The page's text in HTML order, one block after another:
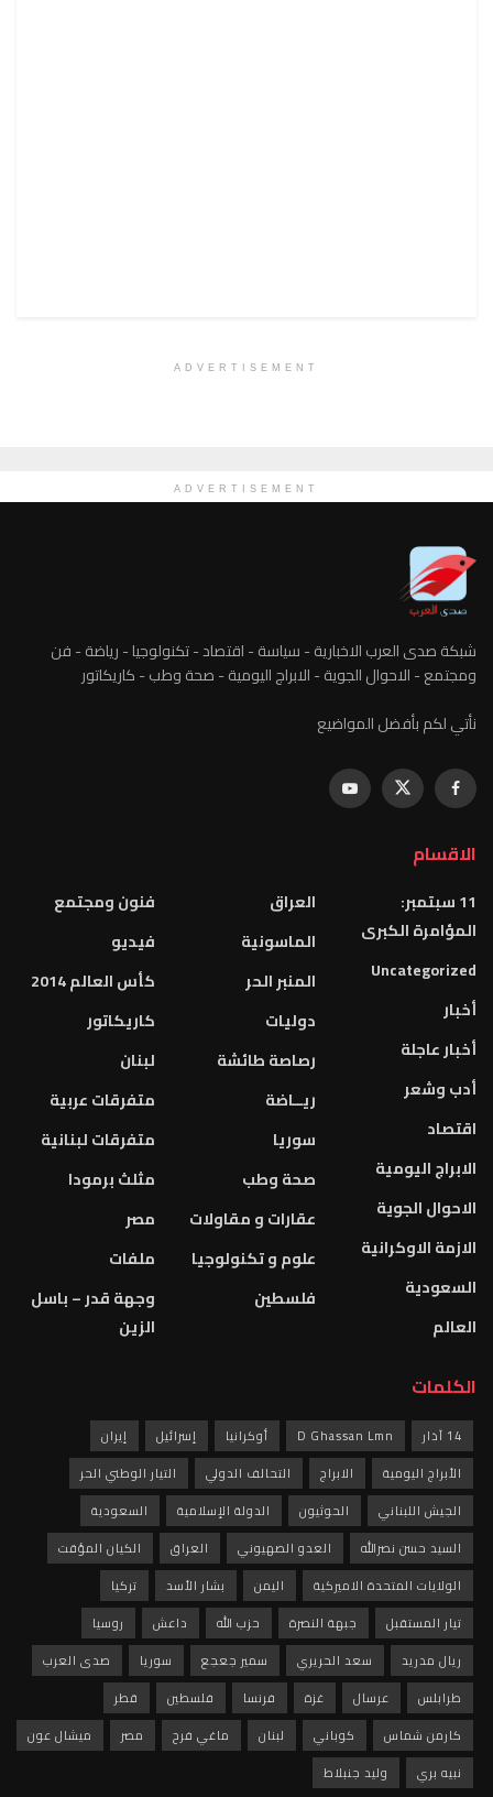
ADVERTISEMENT
ADVERTISEMENT
شبكة صدى العرب الاخبارية - سياسة - اقتصاد - تكنولوجيا - رياضة - فن
ومجتمع - الاحوال الجوية - الابراج اليومية - صحة وطب - كاريكاتور
نأتي لكم بأفضل المواضيع
الاقسام
11 سبتمبر:
المؤامرة الكبرى
Uncategorized
أخبار
أخبار عاجلة
أدب وشعر
اقتصاد
الابراج اليومية
الاحوال الجوية
الازمة الاوكرانية
السعودية
العالم
العراق
الماسونية
المنبر الحر
دوليات
رصاصة طائشة
ريــاضة
سوريا
صحة وطب
عقارات و مقاولات
علوم و تكنولوجيا
فلسطين
فنون ومجتمع
فيديو
كأس العالم 2014
كاريكاتور
لبنان
متفرقات عربية
متفرقات لبنانية
مثلث برمودا
مصر
ملفات
وجهة قدر – باسل
الزين
الكلمات
14 آذار D Ghassan Lmn أوكرانيا إسرائيل
إيران
الأبراج اليومية
الابراج التحالف الدولي
التيار الوطني الحر
الجيش اللبناني
الحوثيون الدولة الإسلامية
السعودية
السيد حسن نصرالله
العدو الصهيوني العراق
الكيان المؤقت
الولايات المتحدة الاميركية
اليمن بشار الأسد
تركيا
تيار المستقبل
جبهة النصرة حزب الله داعش
روسيا
ريال مدريد
سعد الحريري سمير جعجع سوريا
صدى العرب
طرابلس
عرسال غزة فرنسا فلسطين
قطر
كارمن شماس
كوباني لبنان ماغي فرح مصر
ميشال عون
نبيه بري
وليد جنبلاط